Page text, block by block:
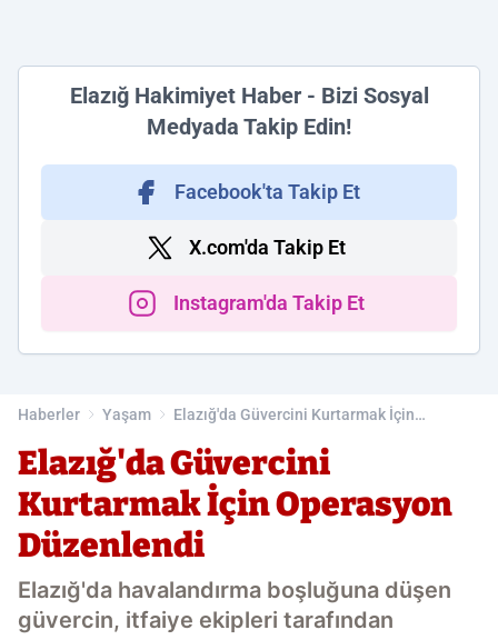
Elazığ Hakimiyet Haber - Bizi Sosyal
Medyada Takip Edin!
Facebook'ta Takip Et
X.com'da Takip Et
Instagram'da Takip Et
Haberler Yaşam
Elazığ'da Güvercini Kurtarmak İçin
Elazığ'da Güvercini
Kurtarmak İçin Operasyon
Düzenlendi
Elazığ'da havalandırma boşluğuna düşen
güvercin, itfaiye ekipleri tarafından